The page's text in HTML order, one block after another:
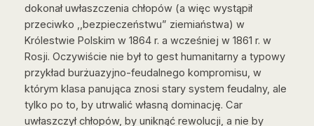
dokonał uwłaszczenia chłopów (a więc wystąpił
przeciwko ,,bezpieczeństwu” ziemiaństwa) w
Królestwie Polskim w 1864 r. a wcześniej w 1861 r. w
Rosji. Oczywiście nie był to gest humanitarny a typowy
przykład burżuazyjno-feudalnego kompromisu, w
którym klasa panująca znosi stary system feudalny, ale
tylko po to, by utrwalić własną dominację. Car
uwłaszczył chłopów, by uniknąć rewolucji, a nie by